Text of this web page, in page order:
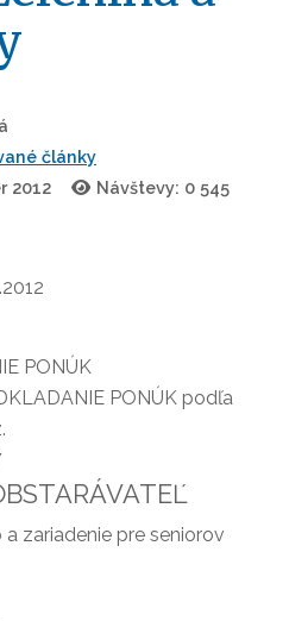
články
2012 Návštevy: 0 545
PONÚK
PONÚK podľa
zariadenie pre seniorov